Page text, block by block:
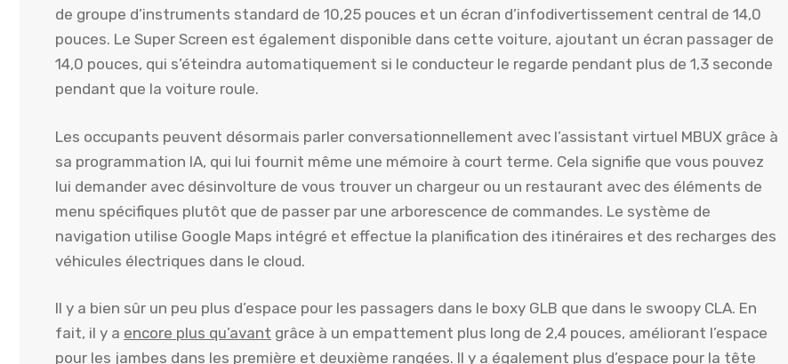
de groupe d’instruments standard de 10,25 pouces et un écran d’infodivertissement central de 14,0
pouces. Le Super Screen est également disponible dans cette voiture, ajoutant un écran passager de
14,0 pouces, qui s’éteindra automatiquement si le conducteur le regarde pendant plus de 1,3 seconde
pendant que la voiture roule.
Les occupants peuvent désormais parler conversationnellement avec l’assistant virtuel MBUX grâce à
sa programmation IA, qui lui fournit même une mémoire à court terme. Cela signifie que vous pouvez
lui demander avec désinvolture de vous trouver un chargeur ou un restaurant avec des éléments de
menu spécifiques plutôt que de passer par une arborescence de commandes. Le système de
navigation utilise Google Maps intégré et effectue la planification des itinéraires et des recharges des
véhicules électriques dans le cloud.
Il y a bien sûr un peu plus d’espace pour les passagers dans le boxy GLB que dans le swoopy CLA. En
fait, il y a encore plus qu’avant grâce à un empattement plus long de 2,4 pouces, améliorant l’espace
pour les jambes dans les première et deuxième rangées. Il y a également plus d’espace pour la tête